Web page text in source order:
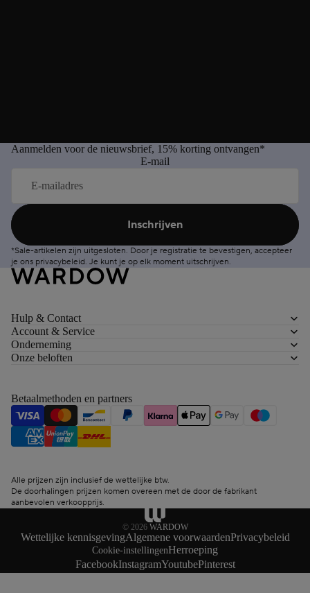
Aanmelden voor de nieuwsbrief, 15% korting ontvangen*
E-mail
Inschrijven
*Sale-artikelen zijn uitgesloten. Door je registratie te bevestigen, accepteer
je ons privacybeleid. Je kunt je op elk moment uitschrijven.
Hulp & Contact
Account & Service
Onderneming
Onze beloften
Betaalmethoden en partners
Alle prijzen zijn inclusief de wettelijke btw.
De doorhalingen prijzen komen overeen met de door de fabrikant
aanbevolen verkoopprijs.
© 2026 WARDOW
Wettelijke kennisgevingAlgemene voorwaardenPrivacybeleid
Cookie-instellingenHerroeping
FacebookInstagramYoutubePinterest